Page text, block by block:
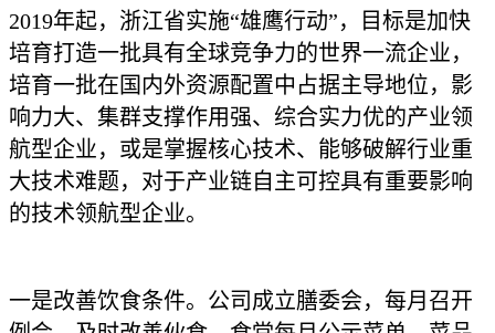
2019年起，浙江省实施“雄鹰行动”，目标是加快
培育打造一批具有全球竞争力的世界一流企业，
培育一批在国内外资源配置中占据主导地位，影
响力大、集群支撑作用强、综合实力优的产业领
航型企业，或是掌握核心技术、能够破解行业重
大技术难题，对于产业链自主可控具有重要影响
的技术领航型企业。
一是改善饮食条件。公司成立膳委会，每月召开